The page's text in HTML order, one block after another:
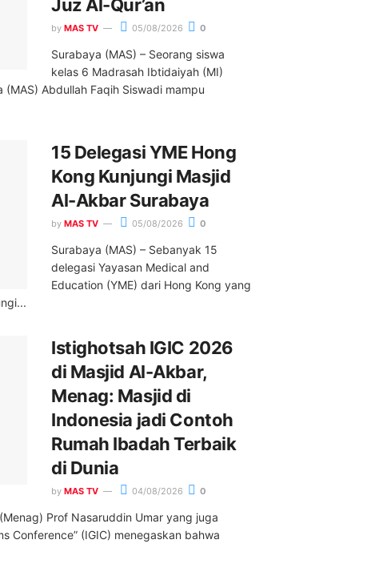
Juz Al-Qur’an
by MAS TV 05/08/2026 0
Surabaya (MAS) – Seorang siswa
kelas 6 Madrasah Ibtidaiyah (MI)
Abdullah Faqih Siswadi mampu
15 Delegasi YME Hong
Kong Kunjungi Masjid
Al-Akbar Surabaya
by MAS TV 05/08/2026 0
Surabaya (MAS) – Sebanyak 15
delegasi Yayasan Medical and
Education (YME) dari Hong Kong yang
Istighotsah IGIC 2026
di Masjid Al-Akbar,
Menag: Masjid di
Indonesia jadi Contoh
Rumah Ibadah Terbaik
di Dunia
by MAS TV 04/08/2026 0
Prof Nasaruddin Umar yang juga
Conference” (IGIC) menegaskan bahwa